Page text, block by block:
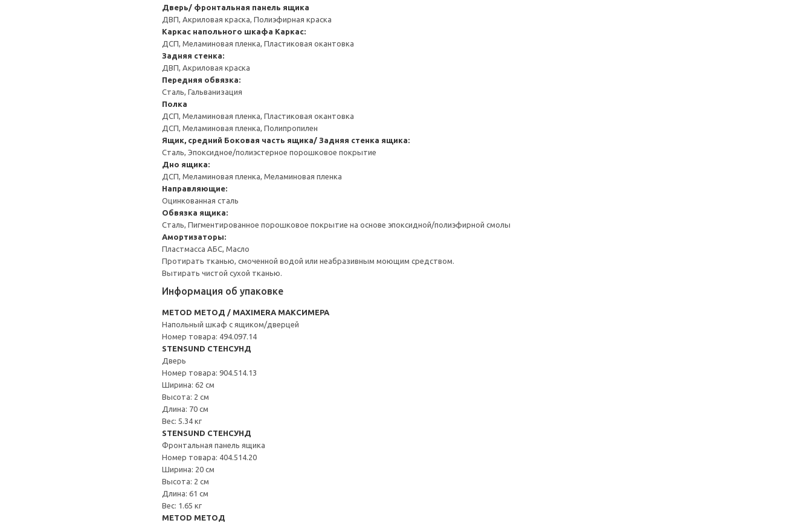
Дверь/ фронтальная панель ящика
ДВП, Акриловая краска, Полиэфирная краска
Каркас напольного шкафа Каркас:
ДСП, Меламиновая пленка, Пластиковая окантовка
Задняя стенка:
ДВП, Акриловая краска
Передняя обвязка:
Сталь, Гальванизация
Полка
ДСП, Меламиновая пленка, Пластиковая окантовка
ДСП, Меламиновая пленка, Полипропилен
Ящик, средний Боковая часть ящика/ Задняя стенка ящика:
Сталь, Эпоксидное/полиэстерное порошковое покрытие
Дно ящика:
ДСП, Меламиновая пленка, Меламиновая пленка
Направляющие:
Оцинкованная сталь
Обвязка ящика:
Сталь, Пигментированное порошковое покрытие на основе эпоксидной/полиэфирной смолы
Амортизаторы:
Пластмасса АБС, Масло
Протирать тканью, смоченной водой или неабразивным моющим средством.
Вытирать чистой сухой тканью.
Информация об упаковке
METOD МЕТОД / MAXIMERA МАКСИМЕРА
Напольный шкаф с ящиком/дверцей
Номер товара: 494.097.14
STENSUND СТЕНСУНД
Дверь
Номер товара: 904.514.13
Ширина: 62 см
Высота: 2 см
Длина: 70 см
Вес: 5.34 кг
STENSUND СТЕНСУНД
Фронтальная панель ящика
Номер товара: 404.514.20
Ширина: 20 см
Высота: 2 см
Длина: 61 см
Вес: 1.65 кг
METOD МЕТОД